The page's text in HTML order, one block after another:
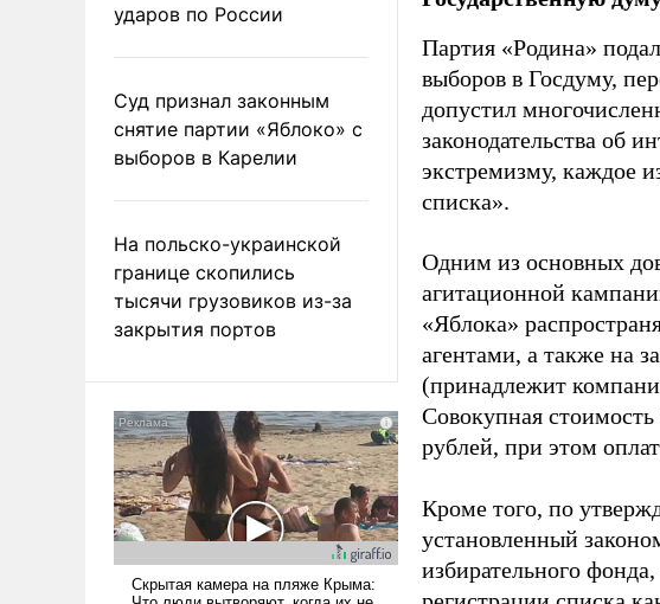
ударов по России
Суд признал законным
снятие партии «Яблоко» с
выборов в Карелии
На польско-украинской
границе скопились
тысячи грузовиков из-за
закрытия портов
Партия «Родина»
выборов в Госдуму,
допустил
законодательства об
экстремизму, каждое
списка».
Одним из основных
агитационной
«Яблока»
агентами, а также на
(принадлежит
Совокупная
рублей, при этом
Кроме того, по
установленный
избирательного